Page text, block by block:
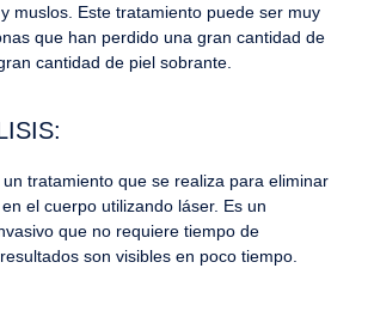
muslos. Este tratamiento puede ser muy
que han perdido una gran cantidad de
cantidad de piel sobrante.
tratamiento que se realiza para eliminar
el cuerpo utilizando láser. Es un
que no requiere tiempo de
son visibles en poco tiempo.